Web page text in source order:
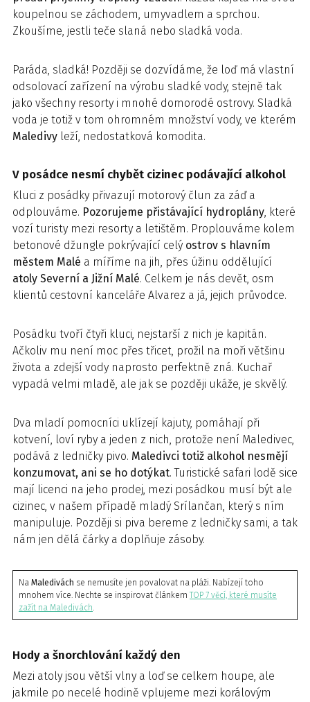
koupelnou se záchodem, umyvadlem a sprchou.
Zkoušíme, jestli teče slaná nebo sladká voda.
Paráda, sladká! Později se dozvídáme, že loď má vlastní
odsolovací zařízení na výrobu sladké vody, stejně tak
jako všechny resorty i mnohé domorodé ostrovy. Sladká
voda je totiž v tom ohromném množství vody, ve kterém
Maledivy leží, nedostatková komodita.
V posádce nesmí chybět cizinec podávající alkohol
Kluci z posádky přivazují motorový člun za záď a
odplouváme. Pozorujeme přistávající hydroplány, které
vozí turisty mezi resorty a letištěm. Proplouváme kolem
betonové džungle pokrývající celý ostrov s hlavním
městem Malé a míříme na jih, přes úžinu oddělující
atoly Severní a Jižní Malé. Celkem je nás devět, osm
klientů cestovní kanceláře Alvarez a já, jejich průvodce.
Posádku tvoří čtyři kluci, nejstarší z nich je kapitán.
Ačkoliv mu není moc přes třicet, prožil na moři většinu
života a zdejší vody naprosto perfektně zná. Kuchař
vypadá velmi mladě, ale jak se později ukáže, je skvělý.
Dva mladí pomocníci uklízejí kajuty, pomáhají při
kotvení, loví ryby a jeden z nich, protože není Maledivec,
podává z ledničky pivo. Maledivci totiž alkohol nesmějí
konzumovat, ani se ho dotýkat. Turistické safari lodě sice
mají licenci na jeho prodej, mezi posádkou musí být ale
cizinec, v našem případě mladý Srílančan, který s ním
manipuluje. Později si piva bereme z ledničky sami, a tak
nám jen dělá čárky a doplňuje zásoby.
Na Maledivách se nemusíte jen povalovat na pláži. Nabízejí toho
mnohem více. Nechte se inspirovat článkemTOP 7 věcí, které musíte
zažít na Maledivách.
Hody a šnorchlování každý den
Mezi atoly jsou větší vlny a loď se celkem houpe, ale
jakmile po necelé hodině vplujeme mezi korálovým